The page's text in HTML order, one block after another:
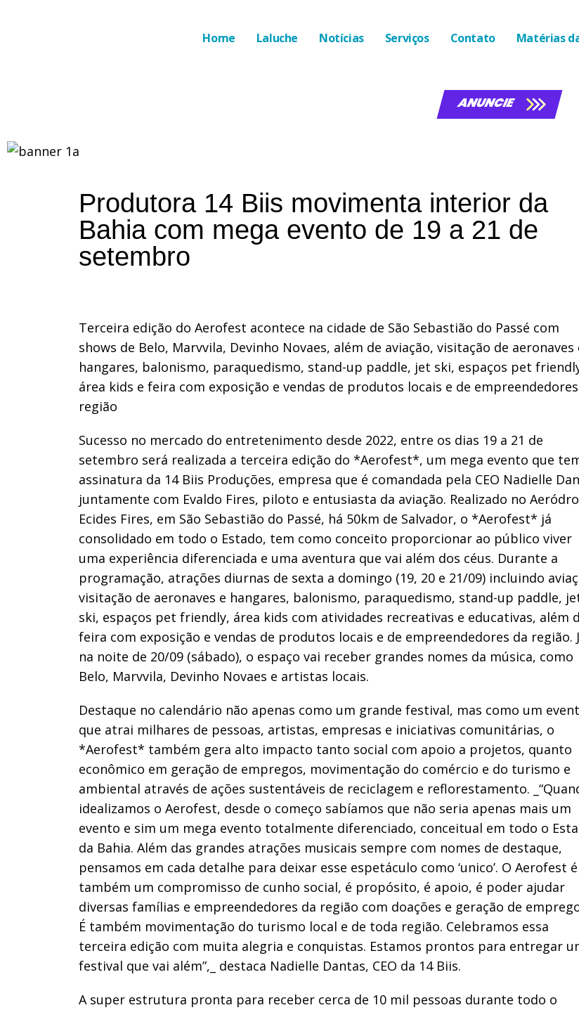
Home Laluche Notícias Serviços Contato Matérias
ANUNCIE
Produtora 14 Biis movimenta interior da
Bahia com mega evento de 19 a 21 de
setembro
Terceira edição do Aerofest acontece na cidade de São Sebastião do Passé com
shows de Belo, Marvvila, Devinho Novaes, além de aviação, visitação de aeronaves
hangares, balonismo, paraquedismo, stand-up paddle, jet ski, espaços pet
área kids e feira com exposição e vendas de produtos locais e de
região
Sucesso no mercado do entretenimento desde 2022, entre os dias 19 a 21 de
setembro será realizada a terceira edição do *Aerofest*, um mega evento que
assinatura da 14 Biis Produções, empresa que é comandada pela CEO Nadielle
juntamente com Evaldo Fires, piloto e entusiasta da aviação. Realizado no
Ecides Fires, em São Sebastião do Passé, há 50km de Salvador, o *Aerofest* já
consolidado em todo o Estado, tem como conceito proporcionar ao público viver
uma experiência diferenciada e uma aventura que vai além dos céus. Durante a
programação, atrações diurnas de sexta a domingo (19, 20 e 21/09) incluindo
visitação de aeronaves e hangares, balonismo, paraquedismo, stand-up paddle,
ski, espaços pet friendly, área kids com atividades recreativas e educativas, além
feira com exposição e vendas de produtos locais e de empreendedores da região.
na noite de 20/09 (sábado), o espaço vai receber grandes nomes da música, como
Belo, Marvvila, Devinho Novaes e artistas locais.
Destaque no calendário não apenas como um grande festival, mas como um
que atrai milhares de pessoas, artistas, empresas e iniciativas comunitárias, o
*Aerofest* também gera alto impacto tanto social com apoio a projetos, quanto
econômico em geração de empregos, movimentação do comércio e do turismo e
ambiental através de ações sustentáveis de reciclagem e reflorestamento.
idealizamos o Aerofest, desde o começo sabíamos que não seria apenas mais um
evento e sim um mega evento totalmente diferenciado, conceitual em todo o
da Bahia. Além das grandes atrações musicais sempre com nomes de destaque,
pensamos em cada detalhe para deixar esse espetáculo como ‘unico’. O Aerofest é
também um compromisso de cunho social, é propósito, é apoio, é poder ajudar
diversas famílias e empreendedores da região com doações e geração de
É também movimentação do turismo local e de toda região. Celebramos essa
terceira edição com muita alegria e conquistas. Estamos prontos para entregar
festival que vai além”,_ destaca Nadielle Dantas, CEO da 14 Biis.
A super estrutura pronta para receber cerca de 10 mil pessoas durante todo o